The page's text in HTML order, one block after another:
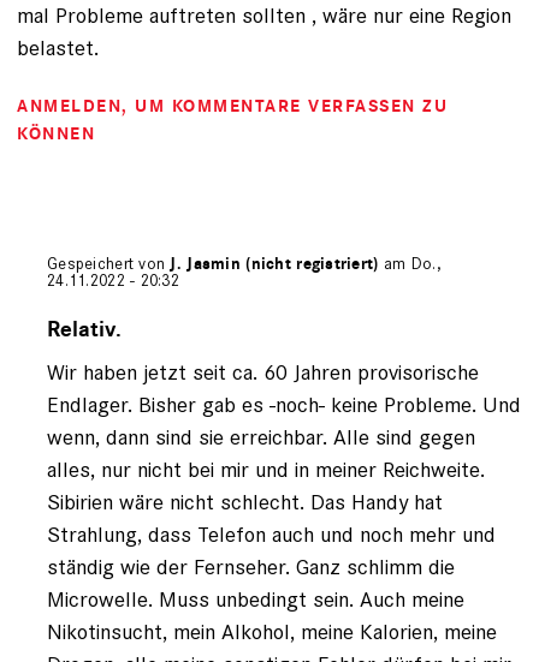
mal Probleme auftreten sollten , wäre nur eine Region
belastet.
ANMELDEN, UM KOMMENTARE VERFASSEN ZU
KÖNNEN
Gespeichert von J. Jasmin (nicht registriert) am Do.,
24.11.2022 - 20:32
auf
bloch
(nicht
registriert)
Relativ.
Wir haben jetzt seit ca. 60 Jahren provisorische
Endlager. Bisher gab es -noch- keine Probleme. Und
wenn, dann sind sie erreichbar. Alle sind gegen
alles, nur nicht bei mir und in meiner Reichweite.
Sibirien wäre nicht schlecht. Das Handy hat
Strahlung, dass Telefon auch und noch mehr und
ständig wie der Fernseher. Ganz schlimm die
Microwelle. Muss unbedingt sein. Auch meine
Nikotinsucht, mein Alkohol, meine Kalorien, meine